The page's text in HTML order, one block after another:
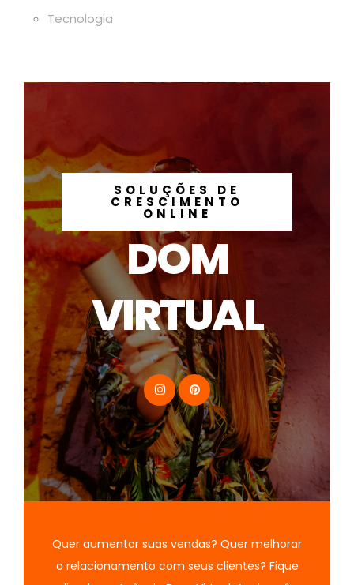
Tecnologia
SOLUÇÕES DE
CRESCIMENTO
ONLINE
DOM
VIRTUAL
Quer aumentar suas vendas? Quer melhorar
o relacionamento com seus clientes? Fique